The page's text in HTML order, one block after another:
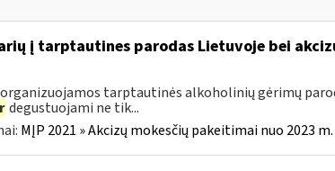
į tarptautines parodas Lietuvoje bei
tarptautinės alkoholinių gėrimų
degustuojami ne tik...
MĮP 2021 » Akcizų mokesčių pakeitimai nuo 2023 m.